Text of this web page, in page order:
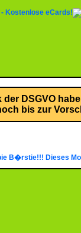
der DSGVO
bis zur
Dieses